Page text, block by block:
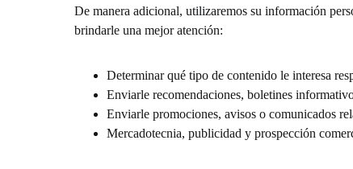
De manera adicional, utilizaremos su información
brindarle una mejor atención:
Determinar qué tipo de contenido le interesa
Enviarle recomendaciones, boletines
Enviarle promociones, avisos o comunicados
Mercadotecnia, publicidad y prospección